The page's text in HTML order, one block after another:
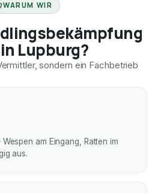
WARUM WIR
Lupburg?
sondern ein Fachbetrieb
am Eingang, Ratten im
aus.